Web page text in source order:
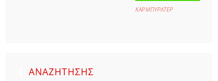
ΚΑΡΜΠΥΡΑΤΕΡ
ΑΝΑΖΗΤΗΣΗΣ